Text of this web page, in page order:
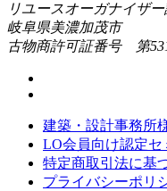
リユースオーガナイザ
岐阜県美濃加茂市
古物商許可証番号 第
建築・設計事務所
LO会員向け認定セ
特定商取引法に基
プライバシーポリ